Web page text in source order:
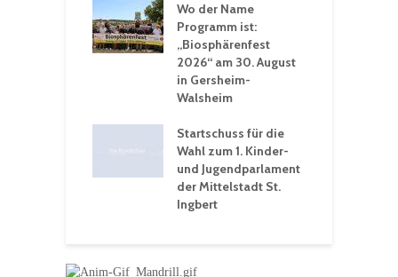
Wo der Name
Programm ist:
„Biosphärenfest
2026“ am 30. August
in Gersheim-
Walsheim
Startschuss für die
Wahl zum 1. Kinder-
und Jugendparlament
der Mittelstadt St.
Ingbert